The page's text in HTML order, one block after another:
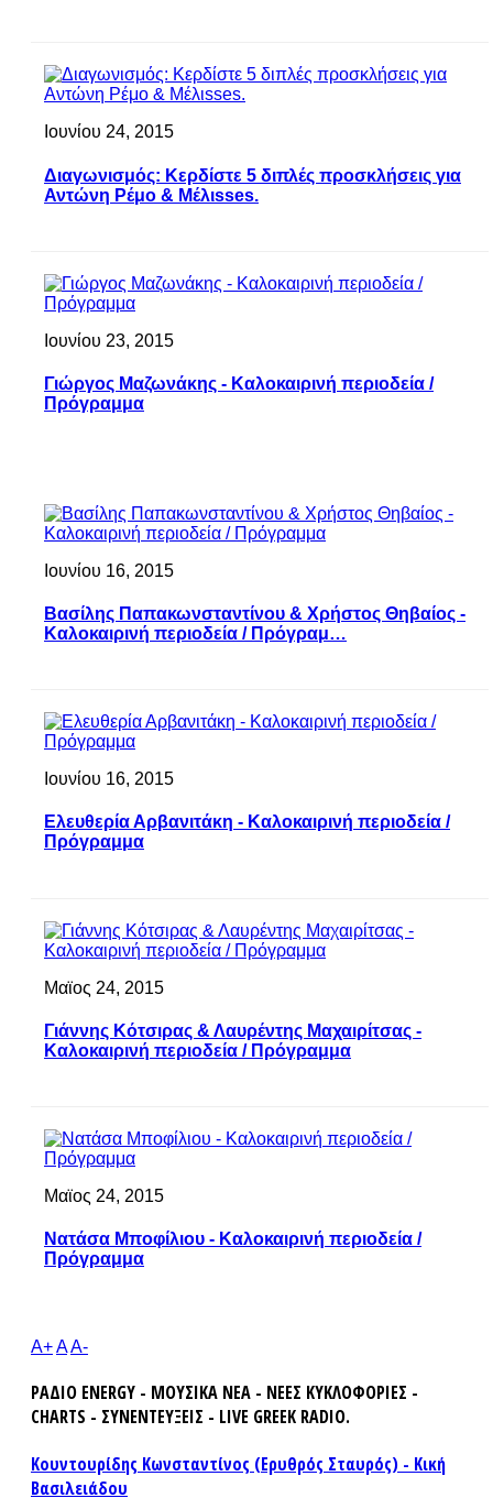
Ιουνίου 24, 2015
Διαγωνισμός: Κερδίστε 5 διπλές προσκλήσεις για
Αντώνη Ρέμο & Μέλιsses.
Ιουνίου 23, 2015
Γιώργος Μαζωνάκης - Καλοκαιρινή περιοδεία /
Πρόγραμμα
Ιουνίου 16, 2015
Βασίλης Παπακωνσταντίνου & Χρήστος Θηβαίος -
Καλοκαιρινή περιοδεία / Πρόγραμ…
Ιουνίου 16, 2015
Ελευθερία Αρβανιτάκη - Καλοκαιρινή περιοδεία /
Πρόγραμμα
Μαϊος 24, 2015
Γιάννης Κότσιρας & Λαυρέντης Μαχαιρίτσας -
Καλοκαιρινή περιοδεία / Πρόγραμμα
Μαϊος 24, 2015
Νατάσα Μποφίλιου - Καλοκαιρινή περιοδεία /
Πρόγραμμα
A+AA-
ΡΑΔΙΟ ENERGY - ΜΟΥΣΙΚΑ ΝΕΑ - ΝΕΕΣ ΚΥΚΛΟΦΟΡΙΕΣ -
CHARTS - ΣΥΝΕΝΤΕΥΞΕΙΣ - LIVE GREEK RADIO.
Κουντουρίδης Κωνσταντίνος (Ερυθρός Σταυρός) - Κική
Βασιλειάδου